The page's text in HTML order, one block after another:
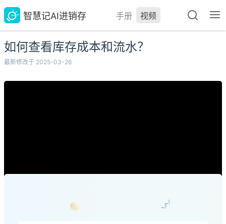
智慧记AI进销存 手册 视频
如何查看库存成本和流水？
最新修改于 2025-03-26